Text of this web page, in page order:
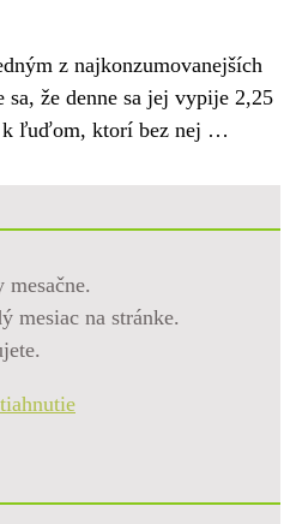
z najkonzumovanejších
sa, že denne sa jej vypije 2,25
k ľuďom, ktorí bez nej …
mesačne.
mesiac na stránke.